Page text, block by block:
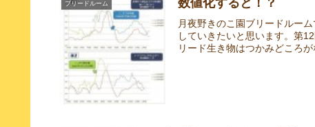
ブリードルーム
月夜野きのこ園ブリードルー
していきたいと思います。第
リード生き物はつかみどころ